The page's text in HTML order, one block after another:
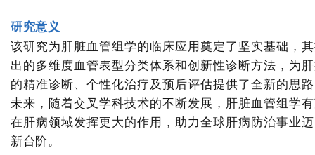
研究意义
该研究为肝脏血管组学的临床应用奠定了坚实基础，
出的多维度血管表型分类体系和创新性诊断方法，为
的精准诊断、个性化治疗及预后评估提供了全新的思
未来，随着交叉学科技术的不断发展，肝脏血管组学
在肝病领域发挥更大的作用，助力全球肝病防治事业
新台阶。